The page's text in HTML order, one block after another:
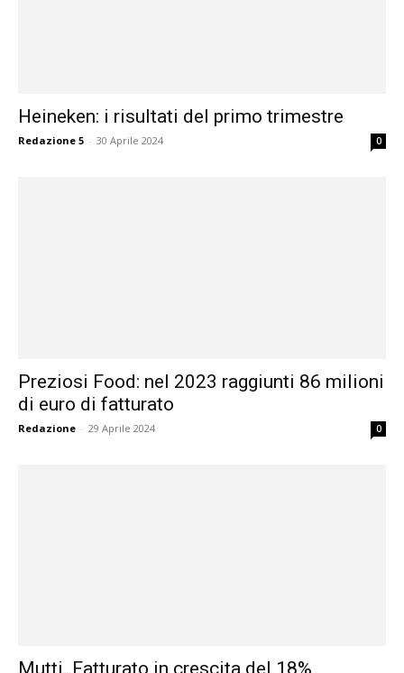
Heineken: i risultati del primo trimestre
Redazione 5 - 30 Aprile 2024 0
Preziosi Food: nel 2023 raggiunti 86 milioni
di euro di fatturato
Redazione - 29 Aprile 2024 0
Mutti. Fatturato in crescita del 18%